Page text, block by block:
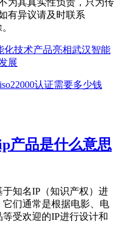
为其真实性负责，只为传
有异议请及时联系
化技术产品亮相武汉智能
展
认证需要多少钱
产品是什么意思
知名IP（知识产权）进
们通常是根据电影、电
受欢迎的IP进行设计和